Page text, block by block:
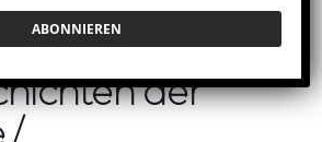
der
/